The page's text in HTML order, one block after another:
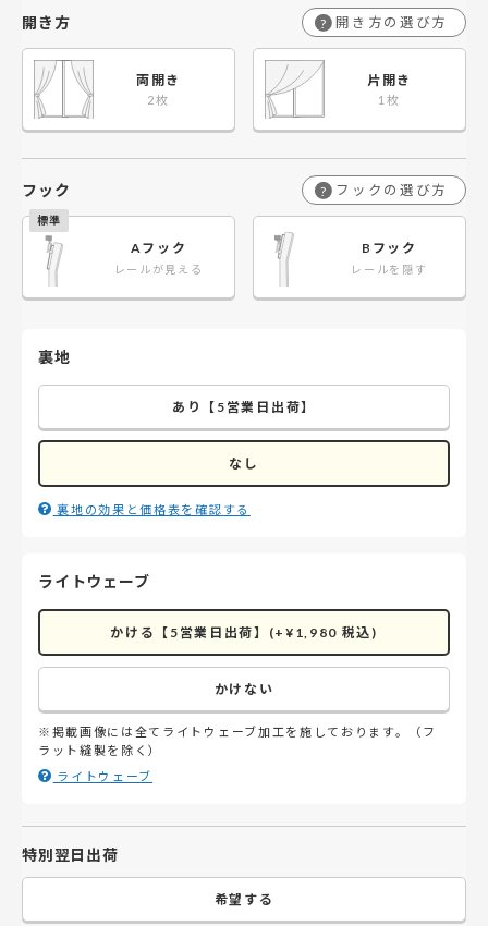
開き方 ? 開き方の選び方
両開き 片開き
フック ? フックの選び方
Aフック
レールが見える
Bフック
レールを隠す
裏地
あり【5営業日出荷】
なし
裏地の効果と価格表を確認する
ライトウェーブ
かける【5営業日出荷】(+¥1,980 税込)
かけない
※掲載画像には全てライトウェーブ加工を施しております。（フ
ラット縫製を除く）
ライトウェーブ
特別翌日出荷
希望する